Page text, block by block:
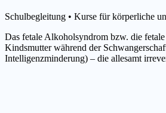
Schulbegleitung • Kurse für körperliche
Das fetale Alkoholsyndrom bzw. die
Kindsmutter während der
Intelligenzminderung) – die allesamt